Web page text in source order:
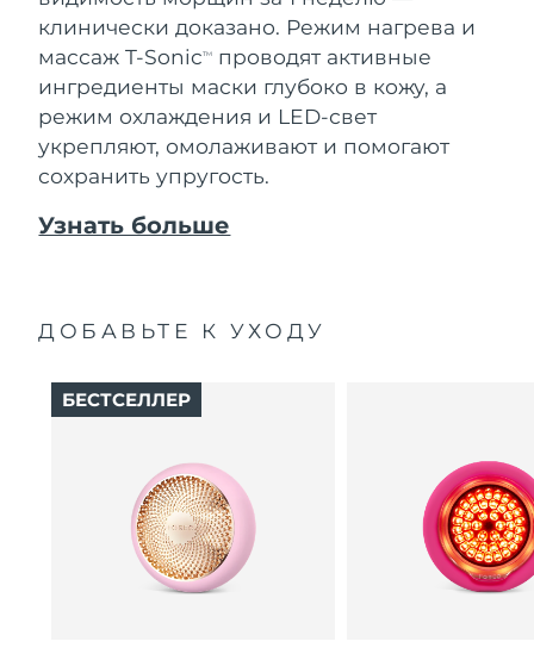
клинически доказано. Режим нагрева и
массаж T-SonicTM
проводят активные
ингредиенты маски глубоко в кожу, а
режим охлаждения и LED-свет
укрепляют, омолаживают и помогают
сохранить упругость.
Узнать больше
ДОБАВЬТЕ К УХОДУ
БЕСТСЕЛЛЕР